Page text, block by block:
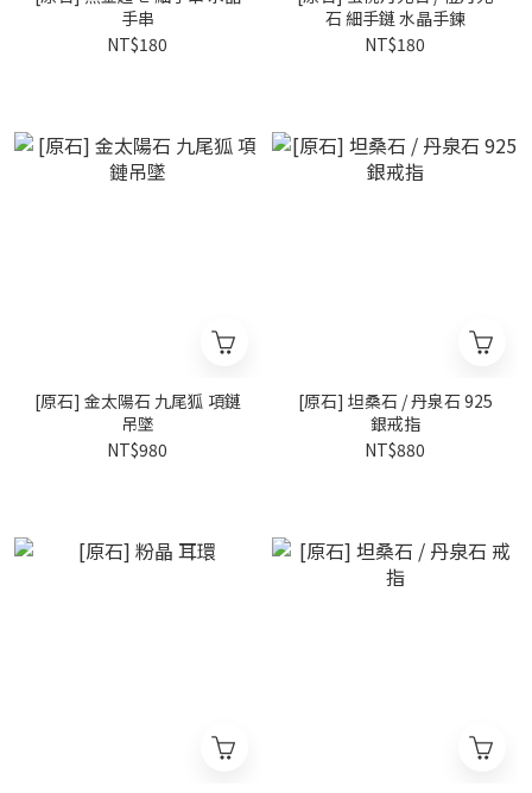
手串
NT$180
石 細手鏈 水晶手鍊
NT$180
[原石] 金太陽石 九尾狐 項鏈
吊墜
NT$980
[原石] 坦桑石 / 丹泉石 925
銀戒指
NT$880